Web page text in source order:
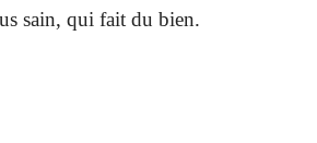
sain, qui fait du bien.